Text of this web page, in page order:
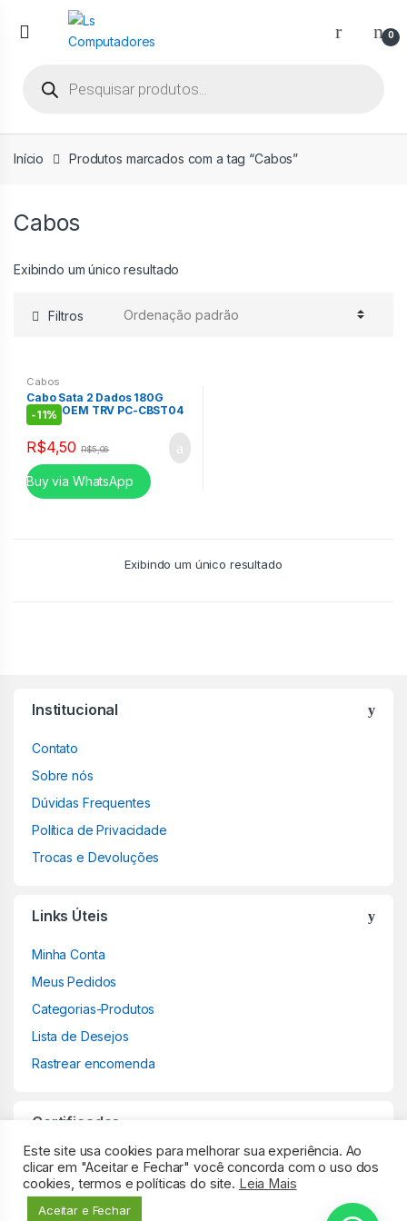
para
para
0
produtos
Início Produtos marcados com a tag “Cabos”
Cabos
Exibindo um único resultado
Filtros
Cabos
Cabo Sata 2 Dados 180G
50CM OEM TRV PC-CBST04
-11%
R$4,50 R$5,06
Buy via WhatsApp
Exibindo um único resultado
Institucional
Contato
Sobre nós
Dúvidas Frequentes
Política de Privacidade
Trocas e Devoluções
Links Úteis
Minha Conta
Meus Pedidos
Categorias-Produtos
Lista de Desejos
Rastrear encomenda
Certificados
Este site usa cookies para melhorar sua experiência. Ao
clicar em "Aceitar e Fechar" você concorda com o uso dos
cookies, termos e políticas do site. Leia Mais
Aceitar e Fechar